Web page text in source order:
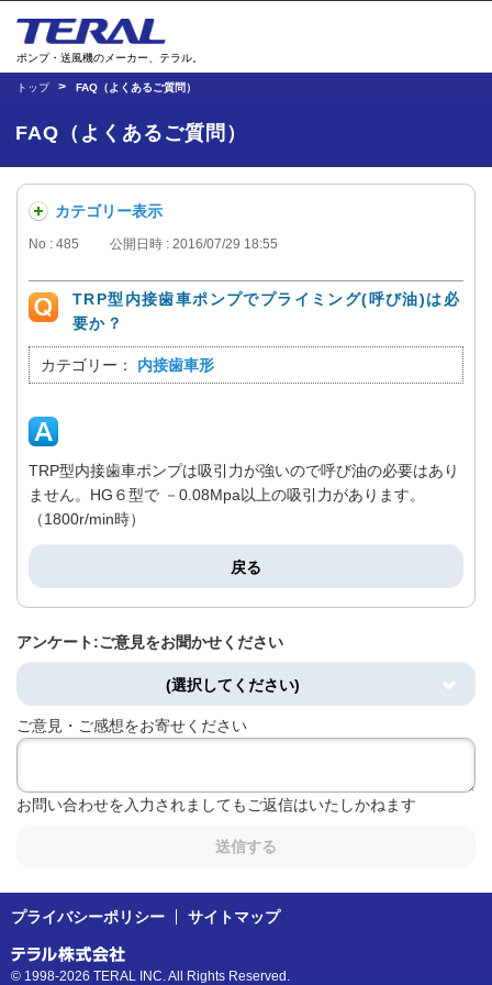
ポンプ・送風機のメーカー、テラル。
トップ FAQ（よくあるご質問）
FAQ（よくあるご質問）
カテゴリー表示
No : 485 公開日時 : 2016/07/29 18:55
TRP型内接歯車ポンプでプライミング(呼び油)は必
要か？
カテゴリー： 内接歯車形
TRP型内接歯車ポンプは吸引力が強いので呼び油の必要はあり
ません。HG６型で －0.08Mpa以上の吸引力があります。
（1800r/min時）
戻る
アンケート:ご意見をお聞かせください
(選択してください)
ご意見・ご感想をお寄せください
お問い合わせを入力されましてもご返信はいたしかねます
送信する
プライバシーポリシー サイトマップ
© 1998-2026 TERAL INC. All Rights Reserved.